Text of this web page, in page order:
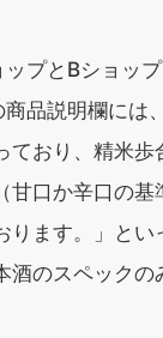
プとBショッ
品説明欄には
ており、精米
甘口か辛口の基
ります。」とい
のスペックの